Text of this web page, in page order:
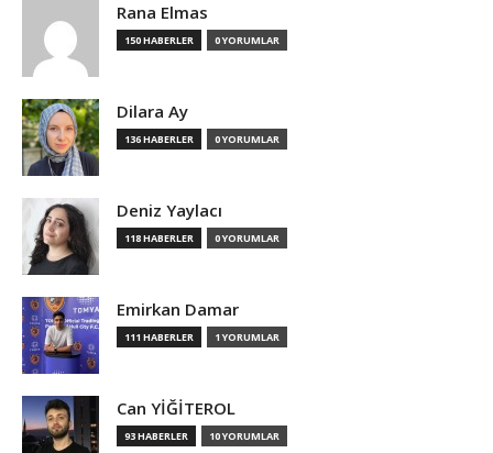
Rana Elmas
150 HABERLER 0 YORUMLAR
Dilara Ay
136 HABERLER 0 YORUMLAR
Deniz Yaylacı
118 HABERLER 0 YORUMLAR
Emirkan Damar
111 HABERLER 1 YORUMLAR
Can YİĞİTEROL
93 HABERLER 10 YORUMLAR